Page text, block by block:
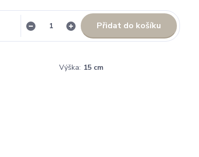
Přidat do košíku
Výška: 15 cm